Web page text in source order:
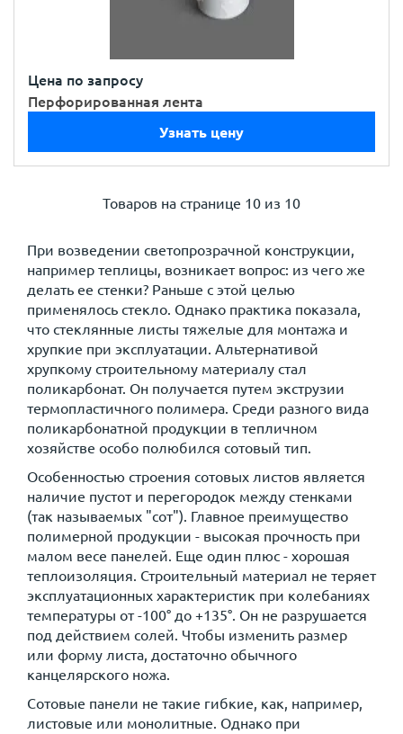
Цена по запросу
Перфорированная лента
Узнать цену
Товаров на странице 10 из 10
При возведении светопрозрачной конструкции,
например теплицы, возникает вопрос: из чего же
делать ее стенки? Раньше с этой целью
применялось стекло. Однако практика показала,
что стеклянные листы тяжелые для монтажа и
хрупкие при эксплуатации. Альтернативой
хрупкому строительному материалу стал
поликарбонат. Он получается путем экструзии
термопластичного полимера. Среди разного вида
поликарбонатной продукции в тепличном
хозяйстве особо полюбился сотовый тип.
Особенностью строения сотовых листов является
наличие пустот и перегородок между стенками
(так называемых "сот"). Главное преимущество
полимерной продукции - высокая прочность при
малом весе панелей. Еще один плюс - хорошая
теплоизоляция. Строительный материал не теряет
эксплуатационных характеристик при колебаниях
температуры от -100° до +135°. Он не разрушается
под действием солей. Чтобы изменить размер
или форму листа, достаточно обычного
канцелярского ножа.
Сотовые панели не такие гибкие, как, например,
листовые или монолитные. Однако при